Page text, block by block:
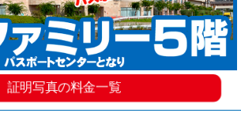
証明写真の料金一覧